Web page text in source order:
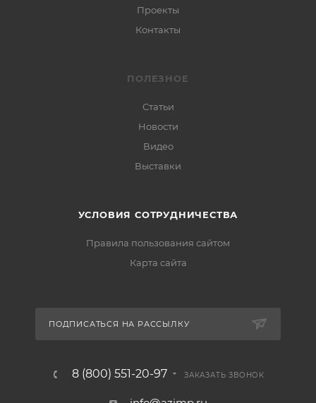
Проекты
Контакты
ПОЛЕЗНОЕ
Статьи
Новости
Видео
Выставки
УСЛОВИЯ СОТРУДНИЧЕСТВА
Правила пользования сайтом
Карта сайта
ПОДПИСАТЬСЯ НА РАССЫЛКУ
8 (800) 551-20-97 ЗАКАЗАТЬ ЗВОНОК